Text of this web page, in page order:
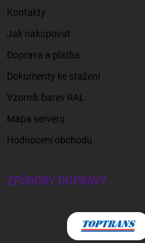
Kontakty
Jak nakupovat
Doprava a platba
Dokumenty ke stažení
Vzorník barev RAL
Mapa serveru
Hodnocení obchodu
ZPŮSOBY DOPRAVY